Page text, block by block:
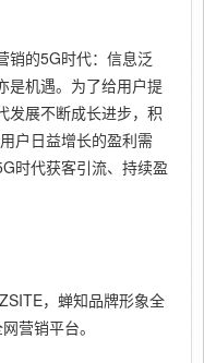
销的5G时代：信息泛
是机遇。为了给用户提
发展不断成长进步，积
户日益增长的盈利需
时代获客引流、持续盈
，蝉知品牌形象全
营销平台。